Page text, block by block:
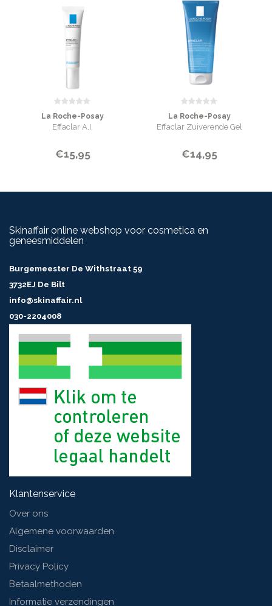
La Roche-Posay
Effaclar A.I.
€15,95
La Roche-Posay
Effaclar Zuiverende Gel
€14,95
Skinaffair online webshop voor cosmetica en
geneesmiddelen
Burgemeester De Withstraat 59
3732EJ De Bilt
info@skinaffair.nl
030-2204008
Klantenservice
Over ons
Algemene voorwaarden
Disclaimer
Privacy Policy
Betaalmethoden
Informatie verzendingen